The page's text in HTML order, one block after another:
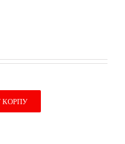
КОРПУ